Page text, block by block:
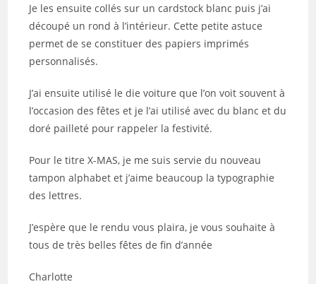
Je les ensuite collés sur un cardstock blanc puis j’ai
découpé un rond à l’intérieur. Cette petite astuce
permet de se constituer des papiers imprimés
personnalisés.
J’ai ensuite utilisé le die voiture que l’on voit souvent à
l’occasion des fêtes et je l’ai utilisé avec du blanc et du
doré pailleté pour rappeler la festivité.
Pour le titre X-MAS, je me suis servie du nouveau
tampon alphabet et j’aime beaucoup la typographie
des lettres.
J’espère que le rendu vous plaira, je vous souhaite à
tous de très belles fêtes de fin d’année
Charlotte